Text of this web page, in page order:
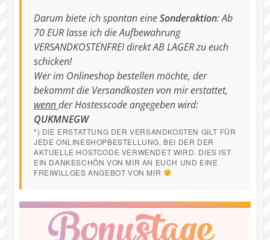
Darum biete ich spontan eineSonderaktion: Ab
70 EUR lasse ich die Aufbewahrung
VERSANDKOSTENFREI direkt AB LAGER zu euch
schicken!
Wer im Onlineshop bestellen möchte, der
bekommt die Versandkosten von mir erstattet,
wennder Hostesscode angegeben wird:
QUKMNEGW
*) DIE ERSTATTUNG DER VERSANDKOSTEN GILT FÜR
JEDE ONLINESHOPBESTELLUNG, BEI DER DER
AKTUELLE HOSTCODE VERWENDET WIRD. DIES IST
EIN DANKESCHÖN VON MIR AN EUCH UND EINE
FREIWILLGES ANGEBOT VON MIR